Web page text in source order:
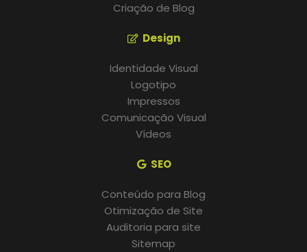
Criação de Blog
Design
Identidade Visual
Logotipo
Impressos
Comunicação Visual
Vídeos
SEO
Conteúdo para Blog
Otimização de Site
Auditoria para site
Sitemap